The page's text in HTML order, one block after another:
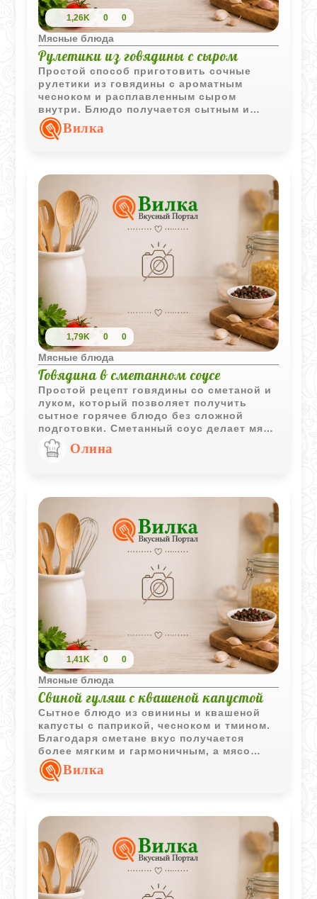
1,26K 0 0
Мясные блюда
Рулетики из говядины с сыром
Простой способ приготовить сочные
рулетики из говядины с ароматным
чесноком и расплавленным сыром
внутри. Блюдо получается сытным и
подходит как для семейного ужина, так и
для подачи на праздничный стол.
Вилка
1,79K 0 0
Мясные блюда
Говядина в сметанном соусе
Простой рецепт говядины со сметаной и
луком, который позволяет получить
сытное горячее блюдо без сложной
подготовки. Сметанный соус делает мясо
более мягким и придает ему приятный
сливочный вкус.
Олина
1,41K 0 0
Мясные блюда
Свиной гуляш с квашеной капустой
Сытное блюдо из свинины и квашеной
капусты с паприкой, чесноком и тмином.
Благодаря сметане вкус получается
более мягким и гармоничным, а мясо
остается сочным.
Вилка